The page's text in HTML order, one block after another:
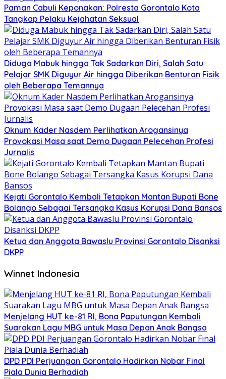
Paman Cabuli Keponakan: Polresta Gorontalo Kota
Tangkap Pelaku Kejahatan Seksual
Diduga Mabuk hingga Tak Sadarkan Diri, Salah Satu
Pelajar SMK Diguyur Air hingga Diberikan Benturan Fisik
oleh Beberapa Temannya
Oknum Kader Nasdem Perlihatkan Arogansinya
Provokasi Masa saat Demo Dugaan Pelecehan Profesi
Jurnalis
Kejati Gorontalo Kembali Tetapkan Mantan Bupati Bone
Bolango Sebagai Tersangka Kasus Korupsi Dana Bansos
Ketua dan Anggota Bawaslu Provinsi Gorontalo Disanksi
DKPP
Winnet Indonesia
Menjelang HUT ke-81 RI, Bona Paputungan Kembali
Suarakan Lagu MBG untuk Masa Depan Anak Bangsa
DPD PDI Perjuangan Gorontalo Hadirkan Nobar Final
Piala Dunia Berhadiah